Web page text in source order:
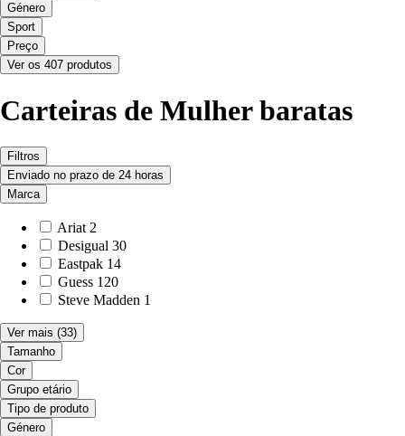
Género
Sport
Preço
Ver os 407 produtos
Carteiras de Mulher baratas
Filtros
Enviado no prazo de 24 horas
Marca
Ariat 2
Desigual 30
Eastpak 14
Guess 120
Steve Madden 1
Ver mais (33)
Tamanho
Cor
Grupo etário
Tipo de produto
Género